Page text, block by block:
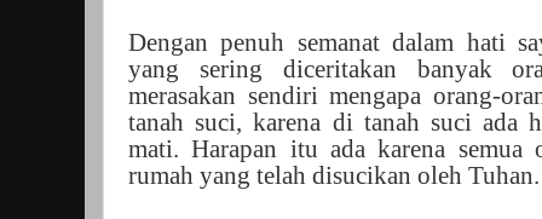
Dengan penuh semanat dalam hati
yang sering diceritakan banyak
merasakan sendiri mengapa orang-
tanah suci, karena di tanah suci ada
mati. Harapan itu ada karena semua
rumah yang telah disucikan oleh Tuhan.